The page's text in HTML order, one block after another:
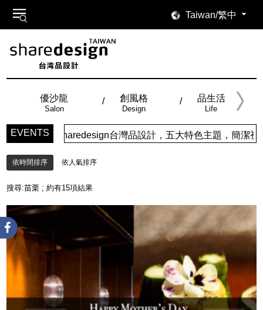
Taiwan/繁中
優沙龍
Salon
創風格
Design
品生活
Life
EVENTS
台灣品設計，五大特色主題，簡潔視覺配色，帶給你最
依時間排序 依人氣排序
搜尋:苗栗 ; 約有15項結果